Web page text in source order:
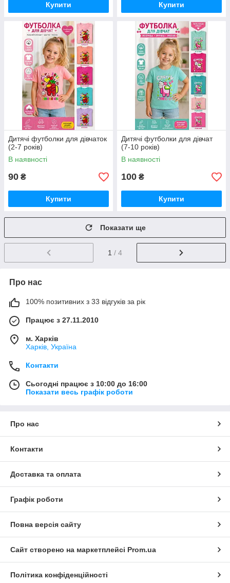
Купити Купити
Дитячі футболки для дівчаток
(2-7 років)
В наявності
90 ₴
Купити
Дитячі футболки для дівчат
(7-10 років)
В наявності
100 ₴
Купити
Показати ще
1 / 4
Про нас
100% позитивних з 33 відгуків за рік
Працює з 27.11.2010
м. Харків
Харків, Україна
Контакти
Сьогодні працює з 10:00 до 16:00
Показати весь графік роботи
Про нас
Контакти
Доставка та оплата
Графік роботи
Повна версія сайту
Сайт створено на маркетплейсі Prom.ua
Політика конфіденційності